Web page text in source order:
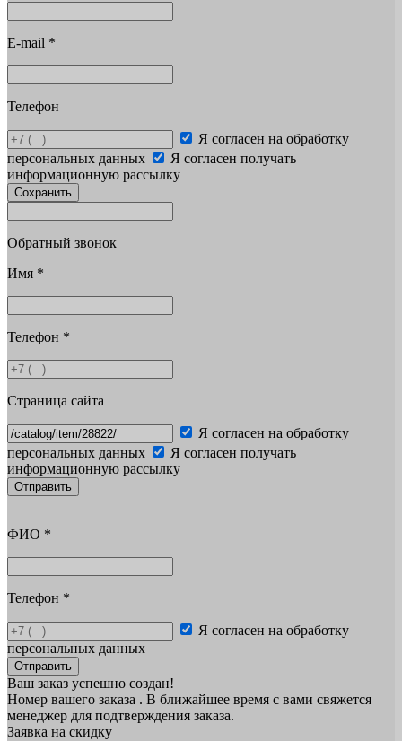
E-mail *
Телефон
Я согласен на обработку
персональных данных
Я согласен получать
информационную рассылку
Сохранить
Обратный звонок
Имя *
Телефон *
Страница сайта
Я согласен на обработку
персональных данных
Я согласен получать
информационную рассылку
Отправить
ФИО *
Телефон *
Я согласен на обработку
персональных данных
Отправить
Ваш заказ успешно создан!
Номер вашего заказа . В ближайшее время с вами свяжется
менеджер для подтверждения заказа.
Заявка на скидку